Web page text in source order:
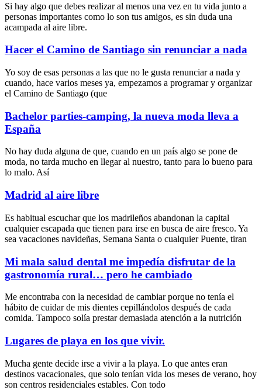
Si hay algo que debes realizar al menos una vez en tu vida junto a
personas importantes como lo son tus amigos, es sin duda una
acampada al aire libre.
Hacer el Camino de Santiago sin renunciar a nada
Yo soy de esas personas a las que no le gusta renunciar a nada y
cuando, hace varios meses ya, empezamos a programar y organizar
el Camino de Santiago (que
Bachelor parties-camping, la nueva moda lleva a
España
No hay duda alguna de que, cuando en un país algo se pone de
moda, no tarda mucho en llegar al nuestro, tanto para lo bueno para
lo malo. Así
Madrid al aire libre
Es habitual escuchar que los madrileños abandonan la capital
cualquier escapada que tienen para irse en busca de aire fresco. Ya
sea vacaciones navideñas, Semana Santa o cualquier Puente, tiran
Mi mala salud dental me impedía disfrutar de la
gastronomía rural… pero he cambiado
Me encontraba con la necesidad de cambiar porque no tenía el
hábito de cuidar de mis dientes cepillándolos después de cada
comida. Tampoco solía prestar demasiada atención a la nutrición
Lugares de playa en los que vivir.
Mucha gente decide irse a vivir a la playa. Lo que antes eran
destinos vacacionales, que solo tenían vida los meses de verano, hoy
son centros residenciales estables. Con todo